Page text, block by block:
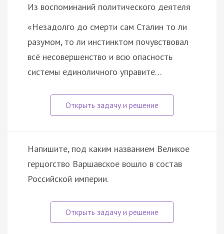
Из воспоминаний политического деятеля
«Незадолго до смерти сам Сталин то ли
разумом, то ли инстинктом почувствовал
всё несовершенство и всю опасность
системы единоличного управите…
Напишите, под каким названием Великое
герцогство Варшавское вошло в состав
Российской империи.